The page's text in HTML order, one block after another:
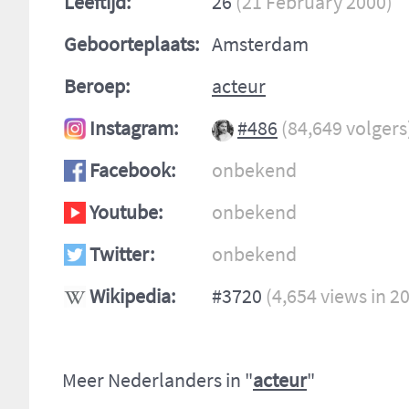
Geboorteplaats: Amsterdam
Beroep:
acteur
Instagram:
#486 (84,649
Facebook:
onbekend
Youtube:
onbekend
Twitter:
onbekend
Wikipedia:
#3720 (4,654 views in
Meer Nederlanders in "acteur"